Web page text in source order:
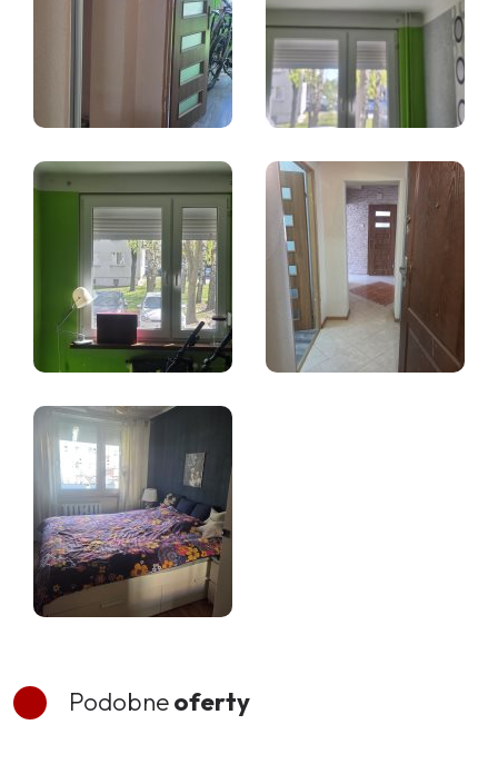
Podobneoferty